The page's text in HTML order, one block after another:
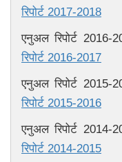
रिपोर्ट 2017-2018
एनुअल रिपोर्ट
रिपोर्ट 2016-2017
एनुअल रिपोर्ट
रिपोर्ट 2015-2016
एनुअल रिपोर्ट
रिपोर्ट 2014-2015